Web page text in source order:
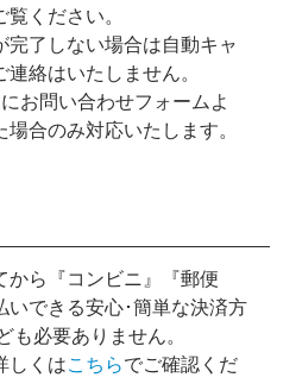
覧ください。
了しない場合は自動キャ
絡はいたしません。
お問い合わせフォームよ
合のみ対応いたします。
から『コンビニ』『郵便
いできる安心･簡単な決済方
も必要ありません。
しくはこちらでご確認くだ